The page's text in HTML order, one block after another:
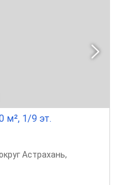
м², 1/9 эт.
Астрахань,